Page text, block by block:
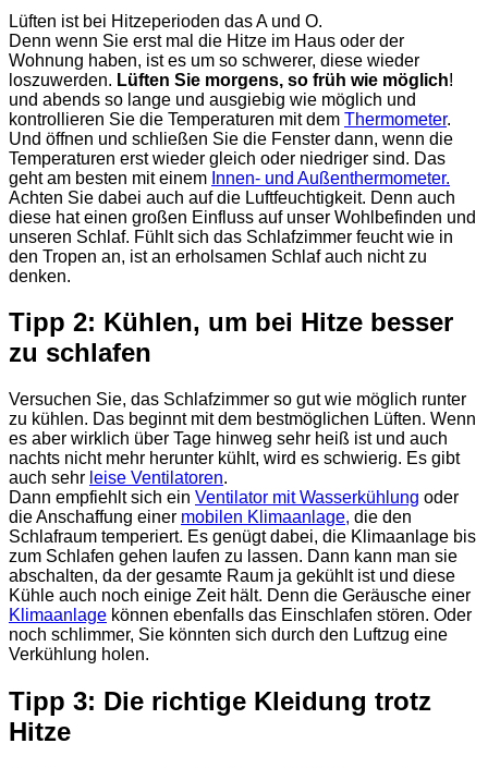
Lüften ist bei Hitzeperioden das A und O.
Denn wenn Sie erst mal die Hitze im Haus oder der
Wohnung haben, ist es um so schwerer, diese wieder
loszuwerden. Lüften Sie morgens, so früh wie möglich!
und abends so lange und ausgiebig wie möglich und
kontrollieren Sie die Temperaturen mit dem Thermometer.
Und öffnen und schließen Sie die Fenster dann, wenn die
Temperaturen erst wieder gleich oder niedriger sind. Das
geht am besten mit einem Innen- und Außenthermometer.
Achten Sie dabei auch auf die Luftfeuchtigkeit. Denn auch
diese hat einen großen Einfluss auf unser Wohlbefinden und
unseren Schlaf. Fühlt sich das Schlafzimmer feucht wie in
den Tropen an, ist an erholsamen Schlaf auch nicht zu
denken.
Tipp 2: Kühlen, um bei Hitze besser
zu schlafen
Versuchen Sie, das Schlafzimmer so gut wie möglich runter
zu kühlen. Das beginnt mit dem bestmöglichen Lüften. Wenn
es aber wirklich über Tage hinweg sehr heiß ist und auch
nachts nicht mehr herunter kühlt, wird es schwierig. Es gibt
auch sehr leise Ventilatoren.
Dann empfiehlt sich ein Ventilator mit Wasserkühlung oder
die Anschaffung einer mobilen Klimaanlage, die den
Schlafraum temperiert. Es genügt dabei, die Klimaanlage bis
zum Schlafen gehen laufen zu lassen. Dann kann man sie
abschalten, da der gesamte Raum ja gekühlt ist und diese
Kühle auch noch einige Zeit hält. Denn die Geräusche einer
Klimaanlage können ebenfalls das Einschlafen stören. Oder
noch schlimmer, Sie könnten sich durch den Luftzug eine
Verkühlung holen.
Tipp 3: Die richtige Kleidung trotz
Hitze